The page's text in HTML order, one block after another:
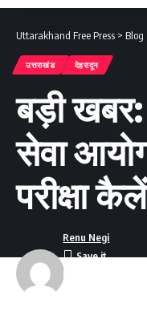
Uttarakhand Free Press > Blog
उत्तराखंड देहरादून
बड़ी
सेवा
परीक्षा
Last updated:
Renu Negi